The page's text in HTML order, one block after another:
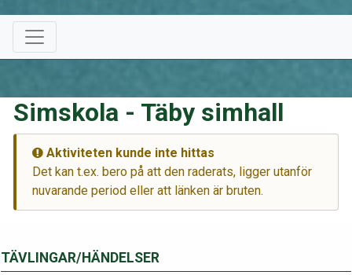
TÄVLINGAR/HÄNDELSER
Simskola - Täby simhall
Aktiviteten kunde inte hittas
Det kan t.ex. bero på att den raderats, ligger utanför
nuvarande period eller att länken är bruten.